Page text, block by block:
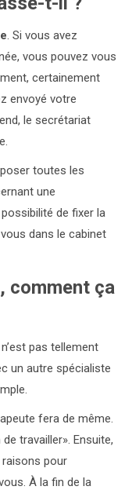
. Si vous avez
vous pouvez vous
certainement
envoyé votre
le secrétariat
toutes les
une
de fixer la
dans le cabinet
comment ça
pas tellement
un autre spécialiste
fera de même.
travailler». Ensuite,
pour
À la fin de la